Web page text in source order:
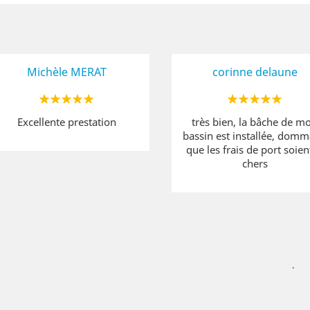
Michèle MERAT
Excellente prestation
corinne delaune
très bien, la bâche de
bassin est installée,
que les frais de port
chers